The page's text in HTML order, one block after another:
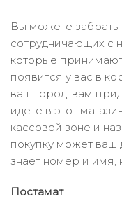
Вы можете забрать
сотрудничающих с
которые
появится у вас в
ваш город, вам
идёте в этот
кассовой зоне и
покупку может ваш
знает номер и имя,
Постамат